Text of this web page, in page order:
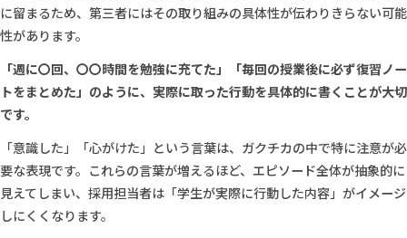
に留まるため、第三者にはその取り組みの具体性が伝わりきらない可能
性があります。
「週に〇回、〇〇時間を勉強に充てた」「毎回の授業後に必ず復習ノー
トをまとめた」のように、実際に取った行動を具体的に書くことが大切
です。
「意識した」「心がけた」という言葉は、ガクチカの中で特に注意が必
要な表現です。これらの言葉が増えるほど、エピソード全体が抽象的に
見えてしまい、採用担当者は「学生が実際に行動した内容」がイメージ
しにくくなります。